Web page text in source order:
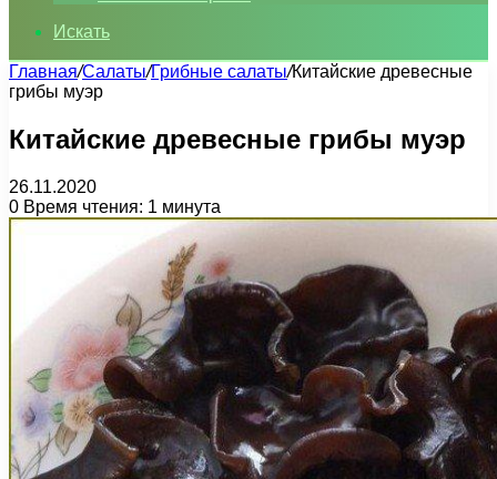
Искать
Главная/Салаты/Грибные салаты/Китайские древесные
грибы муэр
Китайские древесные грибы муэр
26.11.2020
0 Время чтения: 1 минута